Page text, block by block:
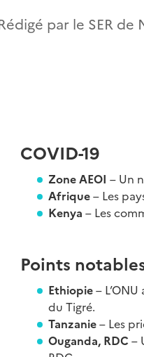
par le SER de
COVID-19
Zone AEOI – Un
Afrique– Les
Kenya – Les
Points
Ethiopie–
du Tigré.
Tanzanie– Les
Ouganda, RDC –